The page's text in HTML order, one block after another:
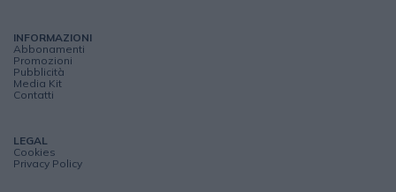
INFORMAZIONI
Abbonamenti
Promozioni
Pubblicità
Media Kit
Contatti
LEGAL
Cookies
Privacy Policy